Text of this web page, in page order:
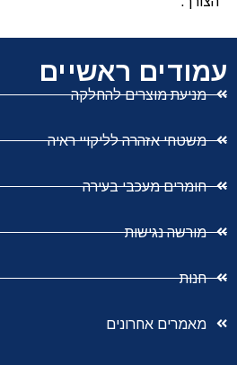
עמודים ראשיים
מניעת מוצרים להחלקה
משטחי אזהרה לליקויי ראיה
חומרים מעכבי בעירה
מורשה נגישות
חנות
מאמרים אחרונים